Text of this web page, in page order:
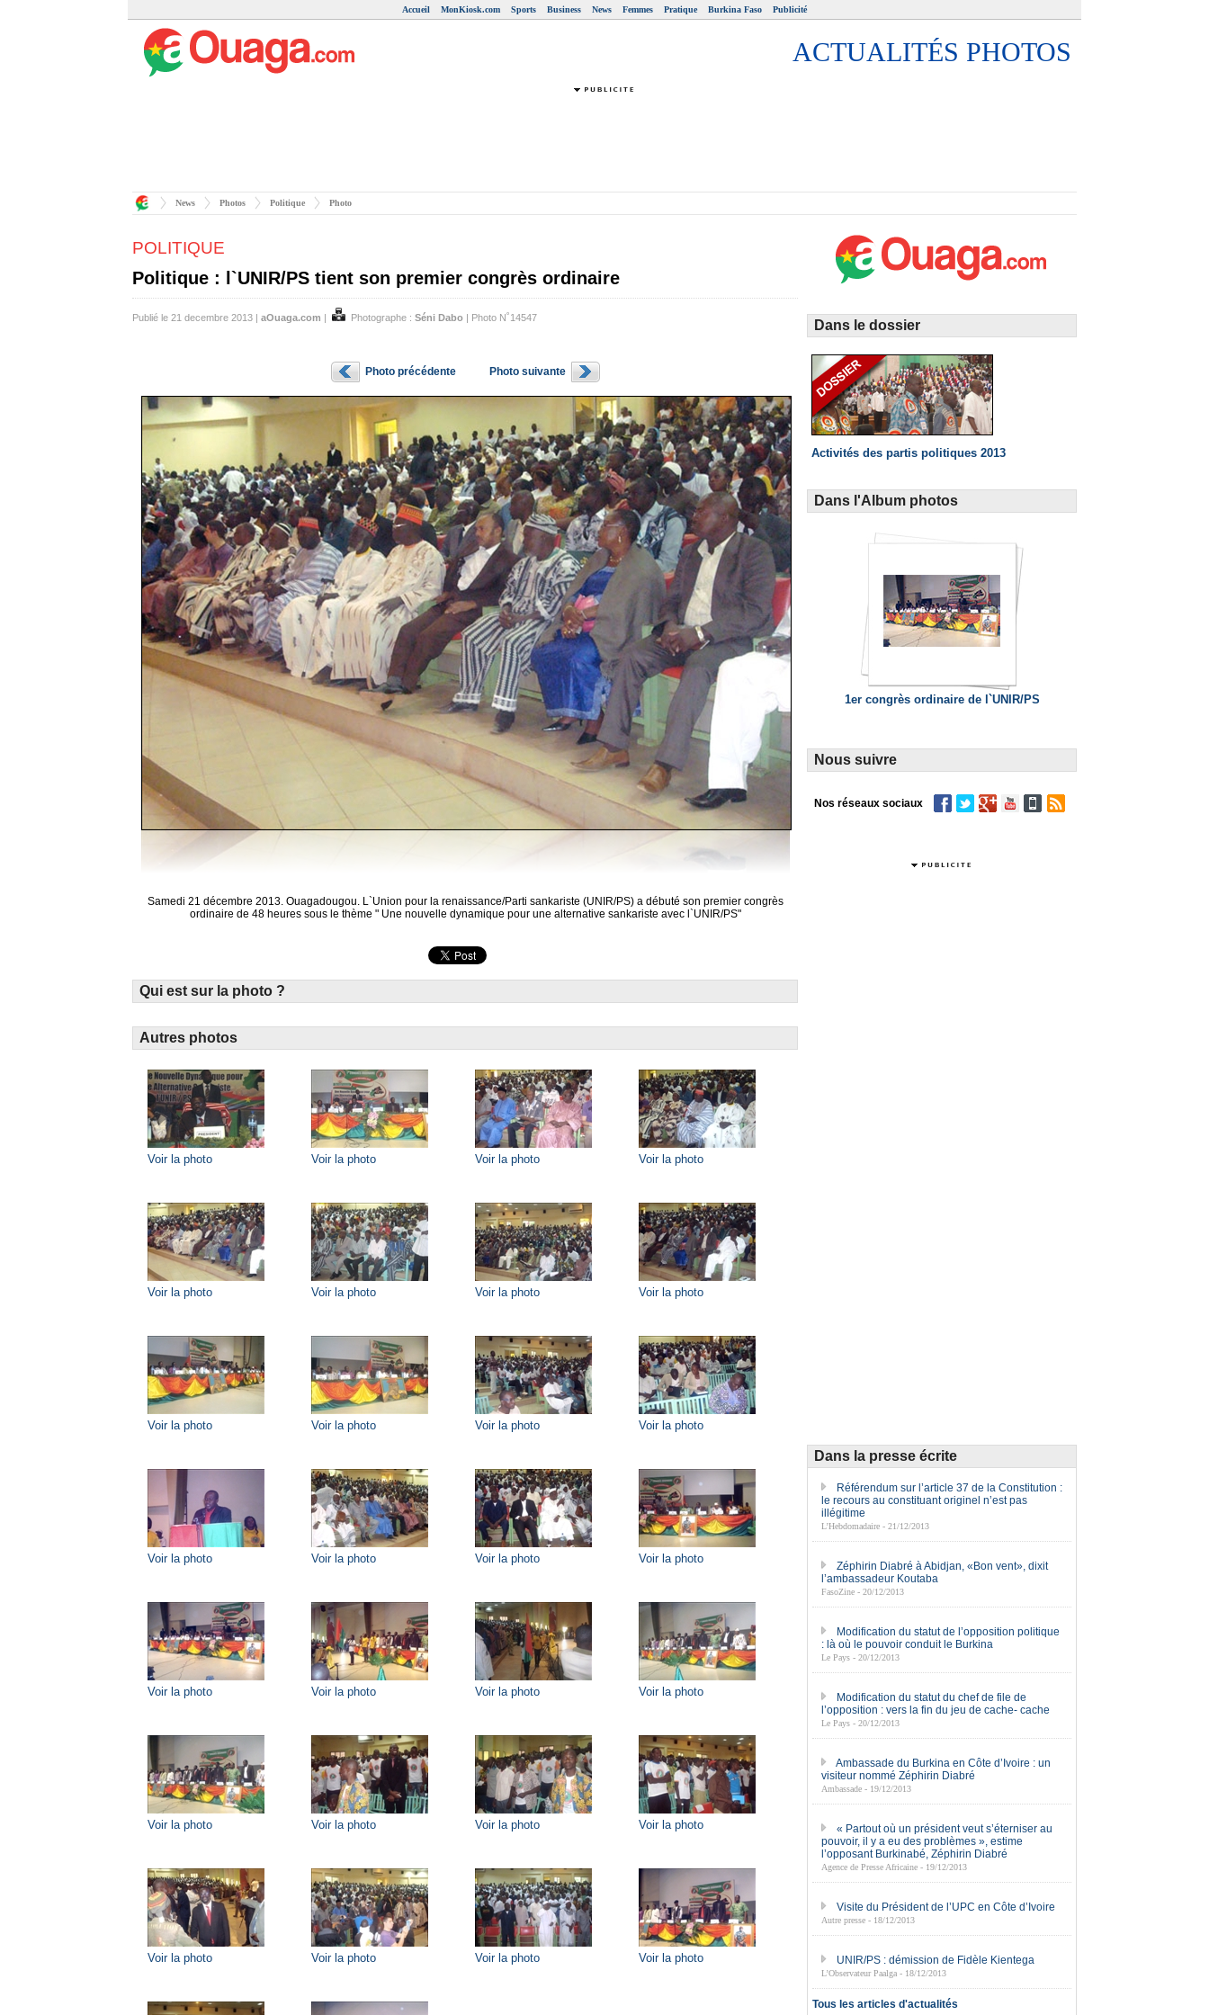
Accueil MonKiosk.com Sports Business News Femmes Pratique Burkina Faso Publicité
ACTUALITÉS PHOTOS
News Photos Politique Photo
Dans le dossier
Activités des partis politiques 2013
Dans l'Album photos
1er congrès ordinaire de l`UNIR/PS
Nous suivre
Nos réseaux sociaux
Dans la presse écrite
Référendum sur l’article 37 de la Constitution :
le recours au constituant originel n’est pas
illégitime
L’Hebdomadaire - 21/12/2013
Zéphirin Diabré à Abidjan, «Bon vent», dixit
l’ambassadeur Koutaba
FasoZine - 20/12/2013
Modification du statut de l’opposition politique
: là où le pouvoir conduit le Burkina
Le Pays - 20/12/2013
Modification du statut du chef de file de
l’opposition : vers la fin du jeu de cache- cache
Le Pays - 20/12/2013
Ambassade du Burkina en Côte d’Ivoire : un
visiteur nommé Zéphirin Diabré
Ambassade - 19/12/2013
« Partout où un président veut s’éterniser au
pouvoir, il y a eu des problèmes », estime
l’opposant Burkinabé, Zéphirin Diabré
Agence de Presse Africaine - 19/12/2013
Visite du Président de l’UPC en Côte d’Ivoire
Autre presse - 18/12/2013
UNIR/PS : démission de Fidèle Kientega
L’Observateur Paalga - 18/12/2013
Tous les articles d'actualités
POLITIQUE
Politique : l`UNIR/PS tient son premier congrès ordinaire
Publié le 21 decembre 2013 | aOuaga.com | Photographe : Séni Dabo | Photo N˚14547
Photo précédente Photo suivante
Samedi 21 décembre 2013. Ouagadougou. L`Union pour la renaissance/Parti sankariste (UNIR/PS) a débuté son premier congrès
ordinaire de 48 heures sous le thème " Une nouvelle dynamique pour une alternative sankariste avec l`UNIR/PS"
Qui est sur la photo ?
Autres photos
Voir la photo Voir la photo Voir la photo Voir la photo
Voir la photo Voir la photo Voir la photo Voir la photo
Voir la photo Voir la photo Voir la photo Voir la photo
Voir la photo Voir la photo Voir la photo Voir la photo
Voir la photo Voir la photo Voir la photo Voir la photo
Voir la photo Voir la photo Voir la photo Voir la photo
Voir la photo Voir la photo Voir la photo Voir la photo